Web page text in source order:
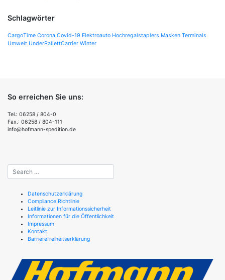
Schlagwörter
CargoTime Corona Covid-19 Elektroauto Hochregalstaplers Masken Terminals
Umwelt UnderPallettCarrier Winter
So erreichen Sie uns:
Tel.: 06258 / 804-0
Fax.: 06258 / 804-111
info@hofmann-spedition.de
Datenschutzerklärung
Compliance Richtlinie
Leitlinie zur Informationssicherheit
Informationen für die Öffentlichkeit
Impressum
Kontakt
Barrierefreiheitserklärung